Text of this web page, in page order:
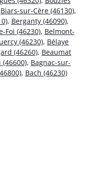
Biars-sur-Cère (46130),
, Berganty (46090),
Foi (46230), Belmont-
(46230), Bélaye
(46260), Beaumat
(46600), Bagnac-sur-
, Bach (46230)